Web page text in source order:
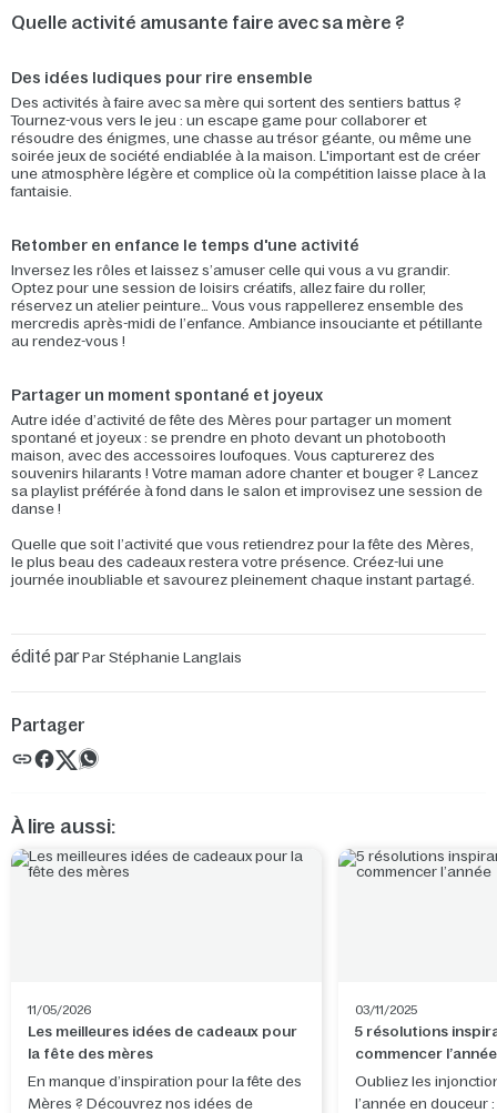
Quelle activité amusante faire avec sa mère ?
Des idées ludiques pour rire ensemble
Des activités à faire avec sa mère qui sortent des sentiers battus ?
Tournez-vous vers le jeu : un escape game pour collaborer et
résoudre des énigmes, une chasse au trésor géante, ou même une
soirée jeux de société endiablée à la maison. L'important est de créer
une atmosphère légère et complice où la compétition laisse place à la
fantaisie.
Retomber en enfance le temps d'une activité
Inversez les rôles et laissez s’amuser celle qui vous a vu grandir.
Optez pour une session de loisirs créatifs, allez faire du roller,
réservez un atelier peinture… Vous vous rappellerez ensemble des
mercredis après-midi de l’enfance. Ambiance insouciante et pétillante
au rendez-vous !
Partager un moment spontané et joyeux
Autre idée d’activité de fête des Mères pour partager un moment
spontané et joyeux : se prendre en photo devant un photobooth
maison, avec des accessoires loufoques. Vous capturerez des
souvenirs hilarants ! Votre maman adore chanter et bouger ? Lancez
sa playlist préférée à fond dans le salon et improvisez une session de
danse !
Quelle que soit l’activité que vous retiendrez pour la fête des Mères,
le plus beau des cadeaux restera votre présence. Créez-lui une
journée inoubliable et savourez pleinement chaque instant partagé.
édité parPar Stéphanie Langlais
Partager
À lire aussi:
11/05/2026
Les meilleures idées de cadeaux pour
la fête des mères
En manque d’inspiration pour la fête des
Mères ? Découvrez nos idées de
03/11/2025
5 résolutions
commencer l’année
Oubliez les
l’année en douceur